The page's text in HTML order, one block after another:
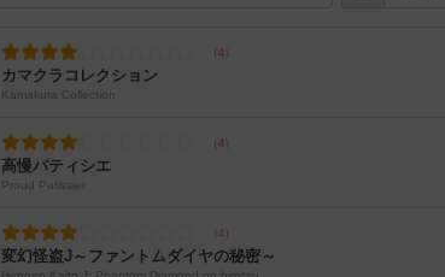
カマクラコレクション
Kamakura Collection
高慢パティシエ
Proud Patissier
変幻怪盗J～ファントムダイヤの秘密～